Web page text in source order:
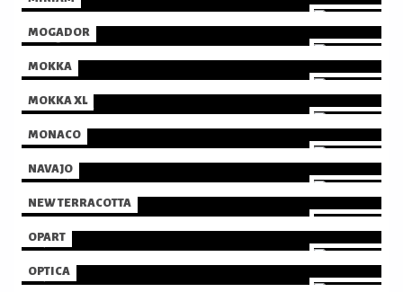
MOGADOR
MOKKA
MOKKA XL
MONACO
NAVAJO
NEW TERRACOTTA
OPART
OPTICA